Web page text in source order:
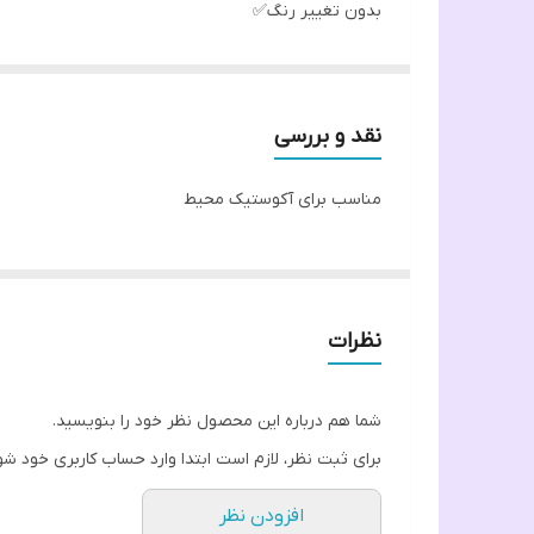
بدون تغییر رنگ✅
نقد و بررسی
مناسب برای آکوستیک محیط
نظرات
شما هم درباره این محصول نظر خود را بنویسید.
برای ثبت نظر، لازم است ابتدا وارد حساب کاربری خود
افزودن نظر